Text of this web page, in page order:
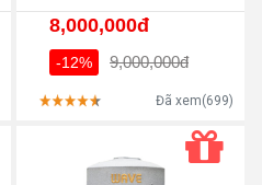
8,000,000đ
-12% 9,000,000đ
Đã xem(699)